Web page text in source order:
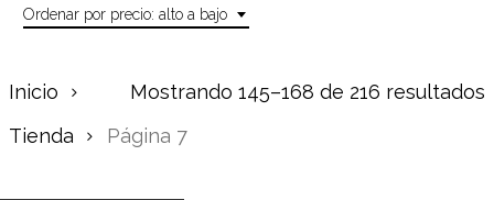
Ordenar por precio: alto a bajo
Mostrando 145–168 de 216 resultados
Inicio
Tienda
Página 7